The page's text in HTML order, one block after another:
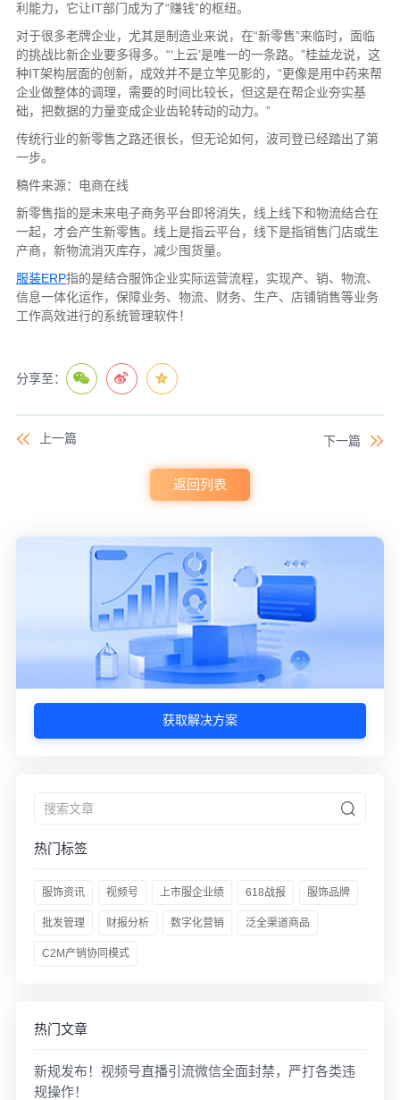
利能力，它让IT部门成为了“赚钱”的枢纽。
对于很多老牌企业，尤其是制造业来说，在“新零售”来临时，面临
的挑战比新企业要多得多。“‘上云’是唯一的一条路。”桂益龙说，这
种IT架构层面的创新，成效并不是立竿见影的，“更像是用中药来帮
企业做整体的调理，需要的时间比较长，但这是在帮企业夯实基
础，把数据的力量变成企业齿轮转动的动力。”
传统行业的新零售之路还很长，但无论如何，波司登已经踏出了第
一步。
稿件来源：电商在线
新零售指的是未来电子商务平台即将消失，线上线下和物流结合在
一起，才会产生新零售。线上是指云平台，线下是指销售门店或生
产商，新物流消灭库存，减少囤货量。
服装ERP指的是结合服饰企业实际运营流程，实现产、销、物流、
信息一体化运作，保障业务、物流、财务、生产、店铺销售等业务
工作高效进行的系统管理软件！
分享至：
上一篇 下一篇
返回列表
获取解决方案
热门标签
服饰资讯 视频号 上市服企业绩 618战报 服饰品牌
批发管理 财报分析 数字化营销 泛全渠道商品
C2M产销协同模式
热门文章
新规发布！视频号直播引流微信全面封禁，严打各类违
规操作！